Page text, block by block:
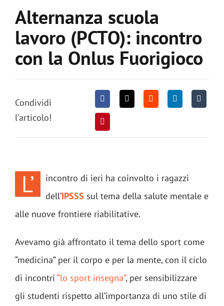
Alternanza scuola
lavoro (PCTO): incontro
con la Onlus Fuorigioco
Condividi
l'articolo!
L’
incontro di ieri ha coinvolto i ragazzi
dell’IPSSS sul tema della salute mentale e
alle nuove frontiere riabilitative.
Avevamo già affrontato il tema dello sport come
“medicina” per il corpo e per la mente, con il ciclo
di incontri “lo sport insegna”, per sensibilizzare
gli studenti rispetto all’importanza di uno stile di